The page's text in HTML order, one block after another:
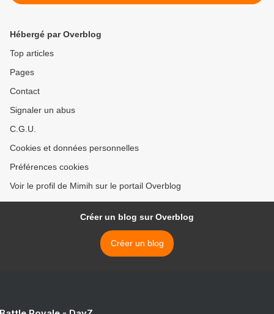
Hébergé par Overblog
Top articles
Pages
Contact
Signaler un abus
C.G.U.
Cookies et données personnelles
Préférences cookies
Voir le profil de Mimih sur le portail Overblog
Créer un blog sur Overblog
Créer un blog